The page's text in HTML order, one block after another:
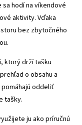
hodí na víkendové
aktivity. Vďaka
bez zbytočného
ktorý drží tašku
o obsahu a
oddeliť
tašky.
ju ako príručnú